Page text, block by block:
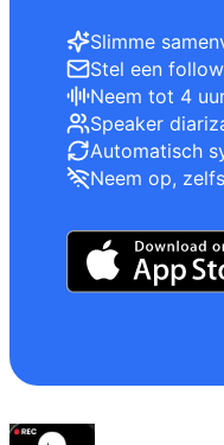
Slimme
Stel een
Neem tot 4
Speaker
Automatisch
Neem op,